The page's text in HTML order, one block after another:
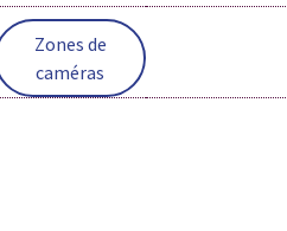
Zones de
caméras